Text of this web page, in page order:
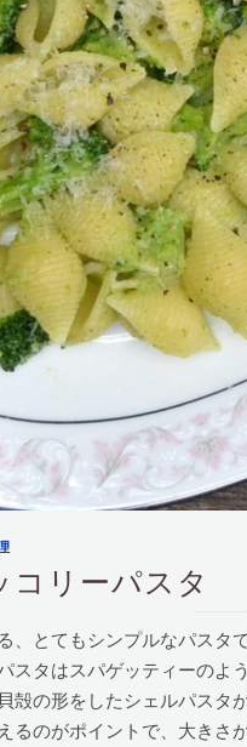
コリーパスタ
、とてもシンプルなパスタ
スタはスパゲッティーの
殻の形をしたシェルパスタ
るのがポイントで、大きさ